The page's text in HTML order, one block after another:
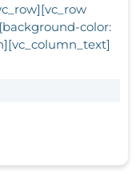
color: